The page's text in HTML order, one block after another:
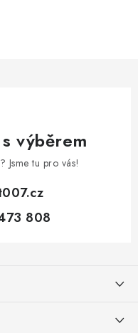
výběrem
Jsme tu pro vás!
808